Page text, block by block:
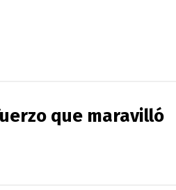
que maravilló